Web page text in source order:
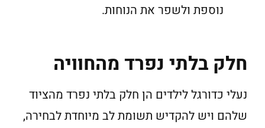
נוספת ולשפר את הנוחות.
חלק בלתי נפרד מהחוויה
נעלי כדורגל לילדים הן חלק בלתי נפרד מהציוד
שלהם ויש להקדיש תשומת לב מיוחדת לבחירה,